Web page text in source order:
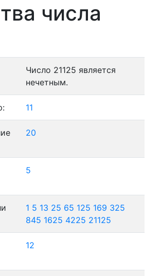
числа
Число 21125 является
нечетным.
11
20
5
1 5 13 25 65 125 169 325
845 1625 4225 21125
12